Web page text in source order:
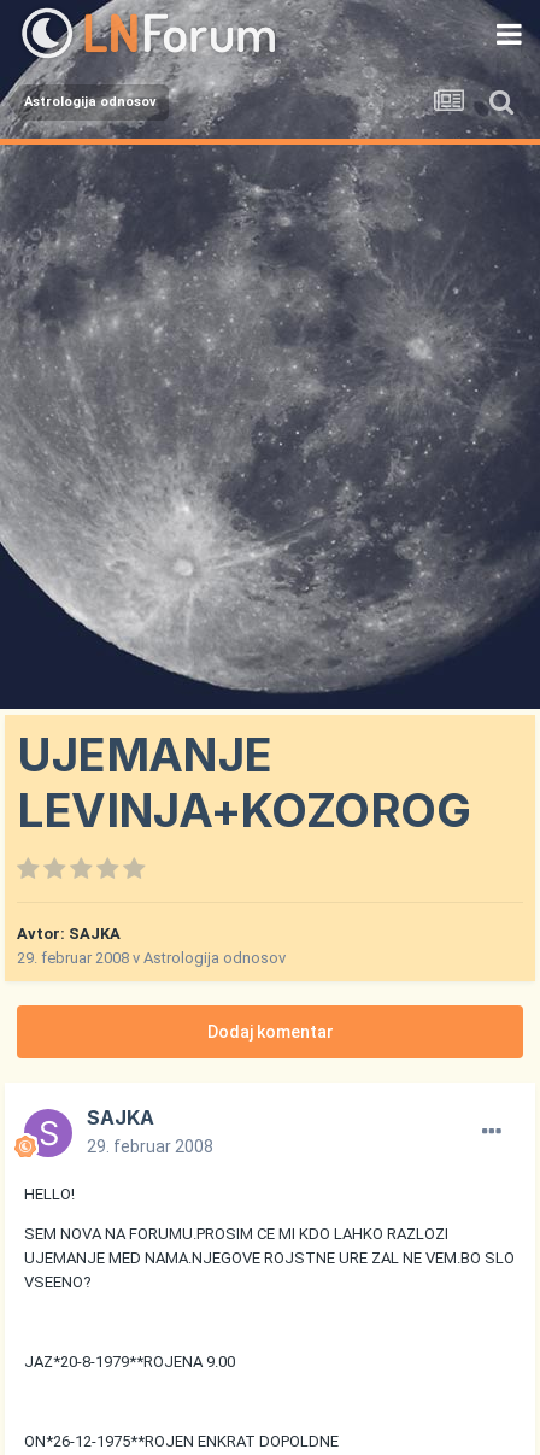
Astrologija odnosov
UJEMANJE
LEVINJA+KOZOROG
Avtor: SAJKA
29. februar 2008 vAstrologija odnosov
Dodaj komentar
SAJKA
29. februar 2008
HELLO!
SEM NOVA NA FORUMU.PROSIM CE MI KDO LAHKO RAZLOZI
UJEMANJE MED NAMA.NJEGOVE ROJSTNE URE ZAL NE VEM.BO SLO
VSEENO?
JAZ*20-8-1979**ROJENA 9.00
ON*26-12-1975**ROJEN ENKRAT DOPOLDNE